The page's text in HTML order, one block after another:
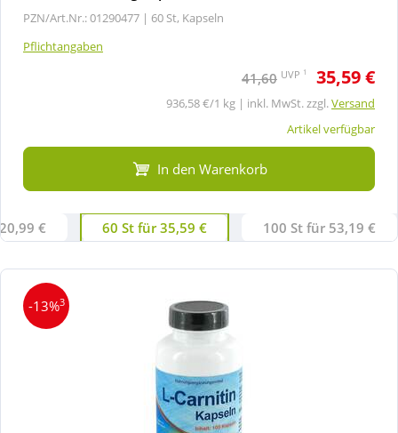
PZN/Art.Nr.: 01290477 | 60 St, Kapseln
Pflichtangaben
41,60 UVP 1 35,59 €
936,58 €/1 kg | inkl. MwSt. zzgl.Versand
Artikel verfügbar
In den Warenkorb
€ 60 St für 35,59 € 100 St für 53,19 €
-13%3